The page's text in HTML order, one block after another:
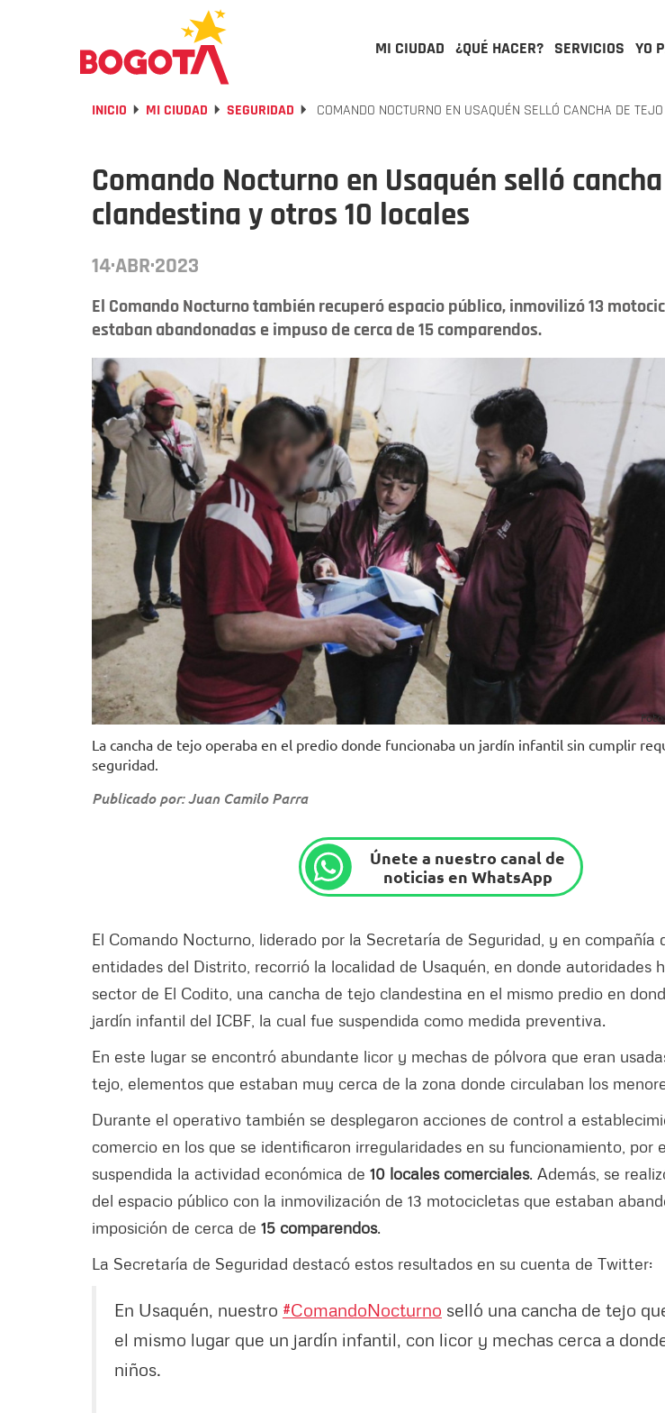
MI CIUDAD ¿QUÉ HACER? SERVICIOS YO
INICIO MI CIUDAD SEGURIDAD COMANDO NOCTURNO EN USAQUÉN SELLÓ CANCHA DE
Comando Nocturno en Usaquén selló
clandestina y otros 10 locales
14·ABR·2023
El Comando Nocturno también recuperó espacio público, inmovilizó 13
estaban abandonadas e impuso de cerca de 15 comparendos.
La cancha de tejo operaba en el predio donde funcionaba un jardín infantil sin cumplir
seguridad.
Publicado por: Juan Camilo Parra
Únete a nuestro canal de
noticias en WhatsApp
El Comando Nocturno, liderado por la Secretaría de Seguridad, y en compañía
entidades del Distrito, recorrió la localidad de Usaquén, en donde autoridades
sector de El Codito, una cancha de tejo clandestina en el mismo predio en
jardín infantil del ICBF, la cual fue suspendida como medida preventiva.
En este lugar se encontró abundante licor y mechas de pólvora que eran
tejo, elementos que estaban muy cerca de la zona donde circulaban los
Durante el operativo también se desplegaron acciones de control a
comercio en los que se identificaron irregularidades en su funcionamiento, por
suspendida la actividad económica de 10 locales comerciales. Además, se
del espacio público con la inmovilización de 13 motocicletas que estaban
imposición de cerca de 15 comparendos.
La Secretaría de Seguridad destacó estos resultados en su cuenta de Twitter:
En Usaquén, nuestro #ComandoNocturno selló una cancha de tejo
el mismo lugar que un jardín infantil, con licor y mechas cerca a
niños.